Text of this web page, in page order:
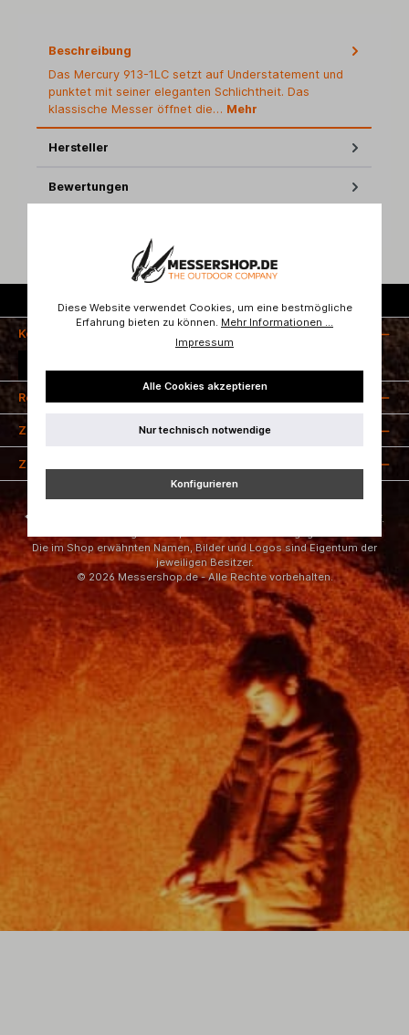
Beschreibung
Das Mercury 913-1LC setzt auf Understatement und
punktet mit seiner eleganten Schlichtheit. Das
klassische Messer öffnet die… Mehr
Hersteller
Bewertungen
Kontakt
Rechtliches
Zahlungsarten
Zertifizierung
* Alle Preise inkl. gesetzl. Mehrwertsteuer zzgl.
und ggf.
Die im Shop erwähnten Namen, Bilder und Logos sind Eigentum der
jeweiligen Besitzer.
© 2026 Messershop.de - Alle Rechte vorbehalten.
Diese Website verwendet Cookies, um eine bestmögliche
Erfahrung bieten zu können. Mehr Informationen ...
Impressum
Alle Cookies akzeptieren
Nur technisch notwendige
Konfigurieren